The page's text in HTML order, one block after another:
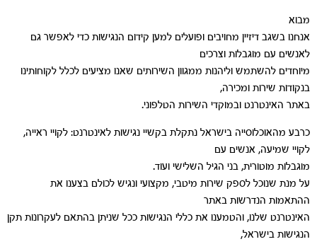
מבוא
אנחנו בשגב דיזיין מחויבים ופועלים למען קידום הנגישות כדי לאפשר גם
לאנשים עם מוגבלות וצרכים
מיוחדים להשתמש וליהנות ממגוון השירותים שאנו מציעים לכלל לקוחותינו
בנקודות שירות ומכירה,
באתר האינטרנט ובמוקדי השירות הטלפוני.
כרבע מהאוכלוסייה בישראל נתקלת בקשיי נגישות לאינטרנט: לקויי ראייה,
לקויי שמיעה, אנשים עם
מוגבלות מוטורית, בני הגיל השלישי ועוד.
על מנת שנוכל לספק שירות מיטבי, מקצועי ונגיש לכולם בצענו את
ההתאמות הנדרשות באתר
האינטרנט שלנו, והטמענו את כללי הנגישות ככל שניתן בהתאם לעקרונות תקן
הנגישות בישראל,